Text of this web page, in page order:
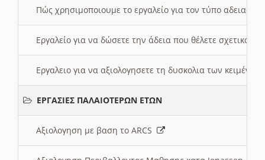
Πώς χρησιμοποιουμε το εργαλείο για τον τύπο αδειας
Εργαλείο για να δώσετε την άδεια που θέλετε σχετικά
Εργαλειο για να αξιολογησετε τη δυσκολια των
ΕΡΓΑΣΙΕΣ ΠΑΛΑΙΟΤΕΡΩΝ ΕΤΩΝ
Αξιολογηση με βαση το ARCS